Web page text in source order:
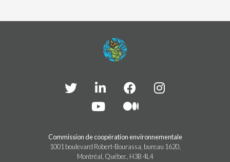
Commission de coopération environnementale
1001 boulevard Robert-Bourassa, bureau 1620,
Montréal, Québec, H3B 4L4